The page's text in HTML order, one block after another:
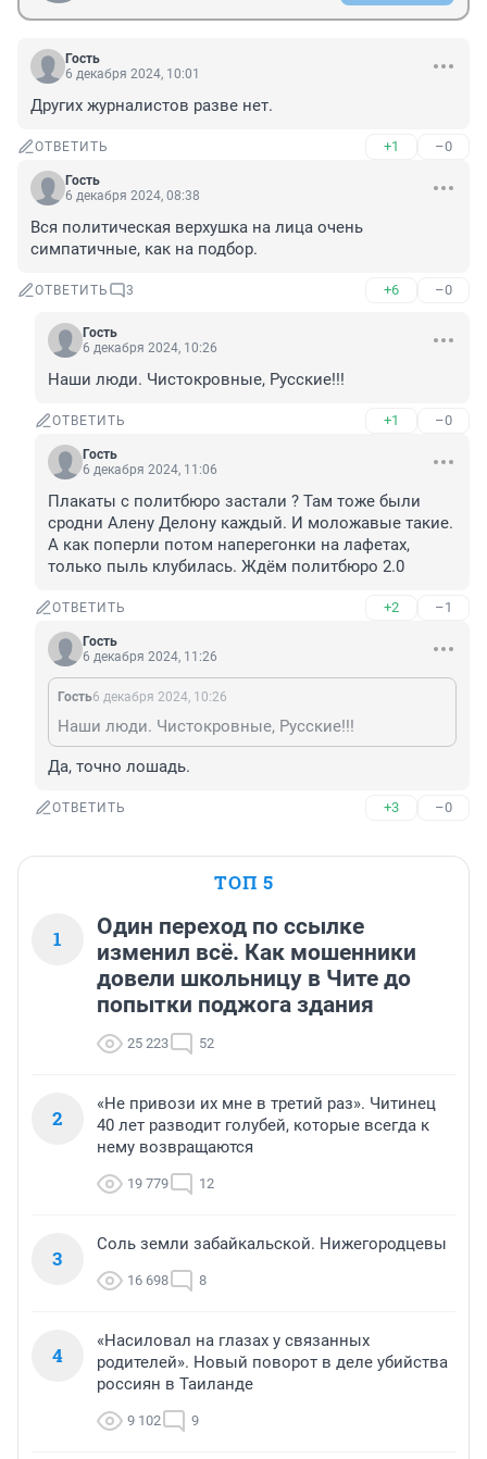
Гость
6 декабря 2024, 10:01
Других журналистов разве нет.
ОТВЕТИТЬ +1 –0
Гость
6 декабря 2024, 08:38
Вся политическая верхушка на лица очень
симпатичные, как на подбор.
ОТВЕТИТЬ 3 +6 –0
Гость
6 декабря 2024, 10:26
Наши люди. Чистокровные, Русские!!!
ОТВЕТИТЬ +1 –0
Гость
6 декабря 2024, 11:06
Плакаты с политбюро застали ? Там тоже были
сродни Алену Делону каждый. И моложавые такие.
А как поперли потом наперегонки на лафетах,
только пыль клубилась. Ждём политбюро 2.0
ОТВЕТИТЬ +2 –1
Гость
6 декабря 2024, 11:26
Гость6 декабря 2024, 10:26
Наши люди. Чистокровные, Русские!!!
Да, точно лошадь.
ОТВЕТИТЬ +3 –0
ТОП 5
1
Один переход по ссылке
изменил всё. Как мошенники
довели школьницу в Чите до
попытки поджога здания
25 223 52
2
«Не привози их мне в третий раз». Читинец
40 лет разводит голубей, которые всегда к
нему возвращаются
19 779 12
3
Соль земли забайкальской. Нижегородцевы
16 698 8
4
«Насиловал на глазах у связанных
родителей». Новый поворот в деле убийства
россиян в Таиланде
9 102 9